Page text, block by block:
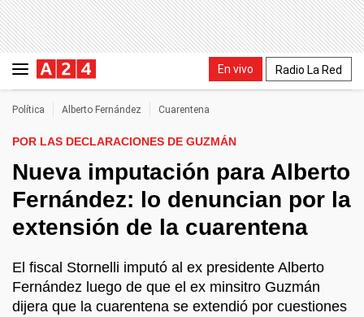
En vivo Radio La Red
Política Alberto Fernández Cuarentena
POR LAS DECLARACIONES DE GUZMÁN
Nueva imputación para Alberto
Fernández: lo denuncian por la
extensión de la cuarentena
El fiscal Stornelli imputó al ex presidente Alberto
Fernández luego de que el ex minsitro Guzmán
dijera que la cuarentena se extendió por cuestiones